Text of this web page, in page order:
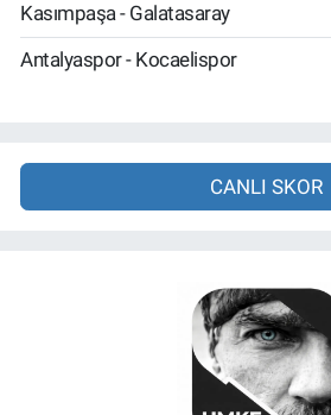
Kasımpaşa - Galatasaray
Antalyaspor - Kocaelispor
CANLI SKOR